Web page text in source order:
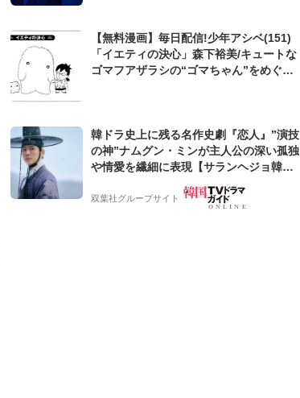
【無料漫画】毎日配信!少年アシベ(151)
「イエティの決心」森下裕美/キュートな
ゴマフアザラシの“ゴマちゃん”をめぐる
韓ドラ史上に残る名作史劇『恋人』”演技
の神”ナムグン・ミンが主人公の深い孤独
や情愛を繊細に表現【サランヘジョ韓ド
双葉社グループサイト